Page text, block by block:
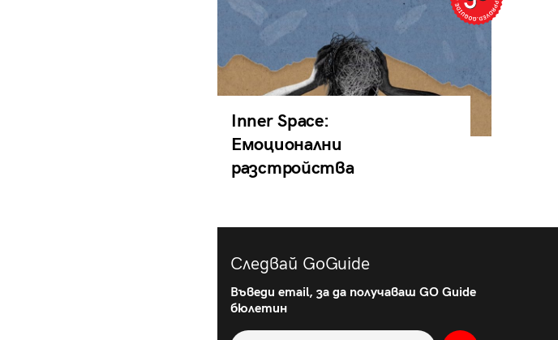
Inner Space:
Емоционални
разстройства
Следвай GoGuide
Въведи email, за да получаваш GO Guide
бюлетин